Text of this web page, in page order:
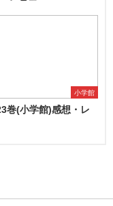
小学館
巻(小学館)感想・レ